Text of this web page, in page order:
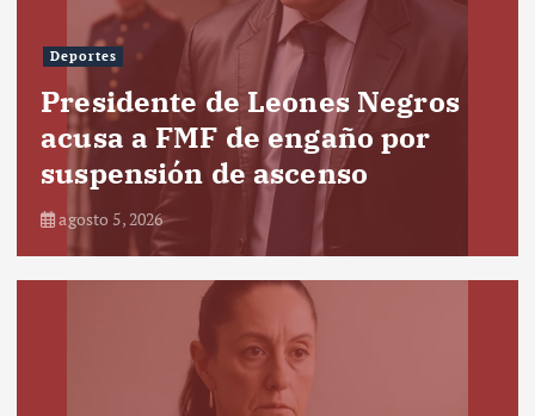
Deportes
Presidente de Leones Negros
acusa a FMF de engaño por
suspensión de ascenso
agosto 5, 2026